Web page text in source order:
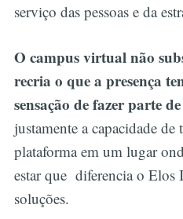
serviço das pessoas e da
O campus virtual não
recria o que a presença
sensação de fazer parte
justamente a capacidade
plataforma em um lugar
estar que diferencia o Elos
soluções.